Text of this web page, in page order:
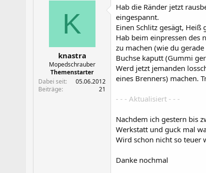
K
knastra
Mopedschrauber
Themenstarter
Dabei seit
05.06.2012
Beiträge
21
Hab die Ränder jetzt
eingespannt.
Einen Schlitz gesägt,
Hab beim einpressen des
zu machen (wie du
Buchse kaputt (Gummi
Werd jetzt jemanden
eines Brenners) machen.
- - - Aktualisiert - - -
Nachdem ich gestern bis
Werkstatt und guck mal
Wird schon nicht so teuer
Danke nochmal